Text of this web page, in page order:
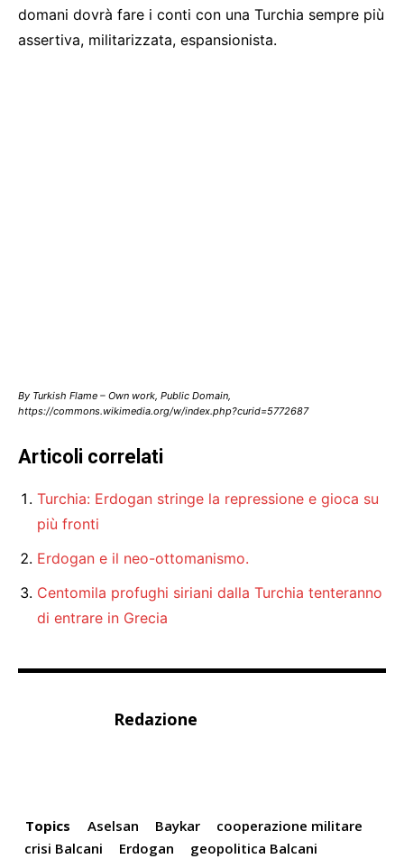
domani dovrà fare i conti con una Turchia sempre più
assertiva, militarizzata, espansionista.
By Turkish Flame – Own work, Public Domain,
https://commons.wikimedia.org/w/index.php?curid=5772687
Articoli correlati
Turchia: Erdogan stringe la repressione e gioca su
più fronti
Erdogan e il neo-ottomanismo.
Centomila profughi siriani dalla Turchia tenteranno
di entrare in Grecia
Redazione
Topics Aselsan Baykar
cooperazione militare
crisi Balcani
Erdogan
geopolitica Balcani